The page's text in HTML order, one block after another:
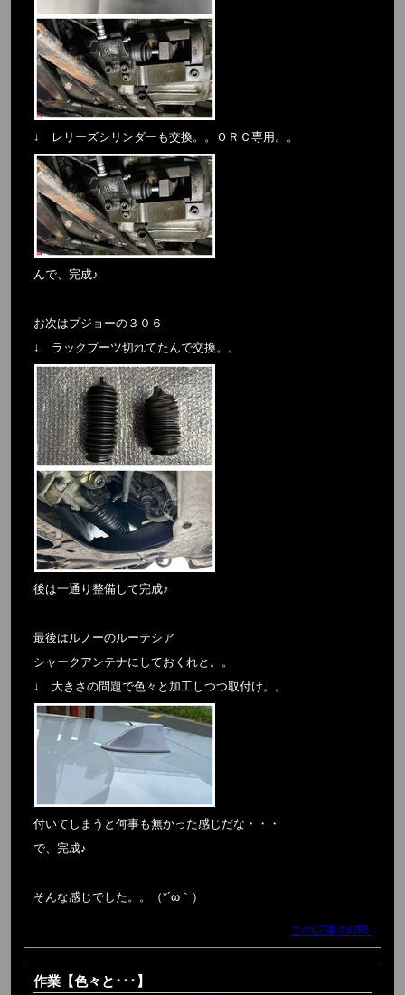
↓ レリーズシリンダーも交換。。ＯＲＣ専用。。
んで、完成♪
お次はプジョーの３０６
↓ ラックブーツ切れてたんで交換。。
後は一通り整備して完成♪
最後はルノーのルーテシア
シャークアンテナにしておくれと。。
↓ 大きさの問題で色々と加工しつつ取付け。。
付いてしまうと何事も無かった感じだな・・・
で、完成♪
そんな感じでした。。（*´ω｀）
この記事のURL
作業【色々と･･･】